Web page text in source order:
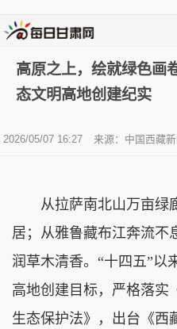
高原之上，绘就绿色
态文明高地创建纪实
2026/05/07 16:27 来源：中国西藏
从拉萨南北山万亩绿
居；从雅鲁藏布江奔流不
润草木清香。“十四五”以
高地创建目标，严格落实
生态保护法》，出台《西